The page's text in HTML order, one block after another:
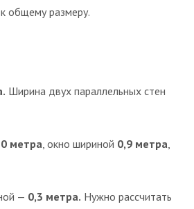
общему размеру.
Ширина двух параллельных стен
метра, окно шириной 0,9 метра,
— 0,3 метра. Нужно рассчитать